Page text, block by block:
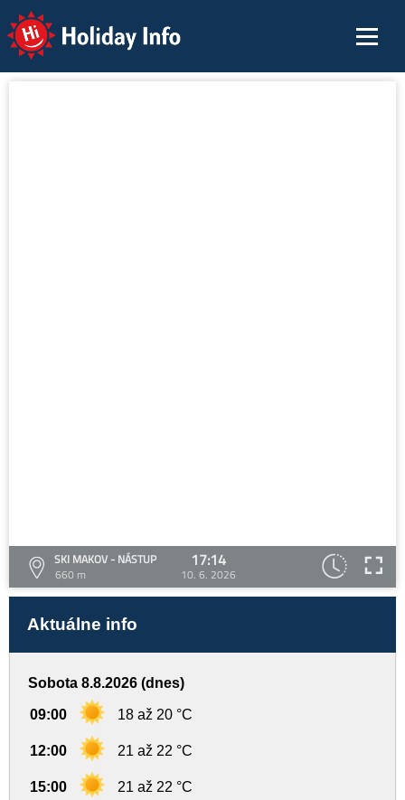
Holiday Info
SKI MAKOV - NÁSTUP
660 m
17:14
10. 6. 2026
Aktuálne info
Sobota 8.8.2026 (dnes)
09:00 18 až 20 °C
12:00 21 až 22 °C
15:00 21 až 22 °C